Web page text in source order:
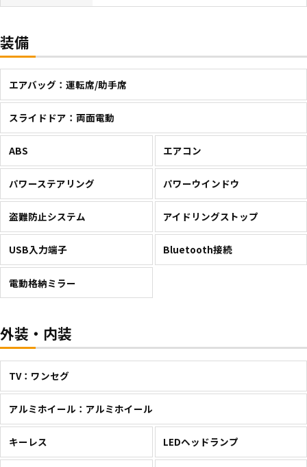
装備
エアバッグ：運転席/助手席
スライドドア：両面電動
ABS エアコン
パワーステアリング パワーウインドウ
盗難防止システム アイドリングストップ
USB入力端子 Bluetooth接続
電動格納ミラー
外装・内装
TV：ワンセグ
アルミホイール：アルミホイール
キーレス LEDヘッドランプ